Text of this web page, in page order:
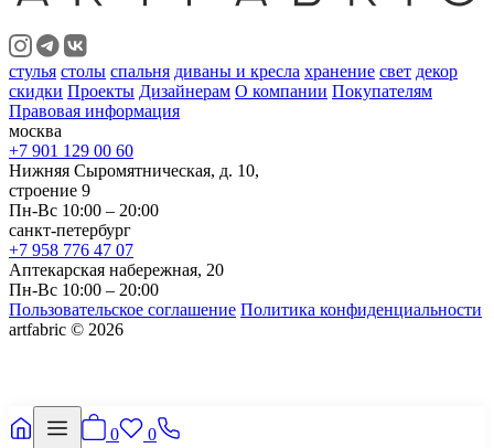
стулья столы спальня диваны и кресла хранение свет декор
скидки Проекты Дизайнерам О компании Покупателям
Правовая информация
москва
+7 901 129 00 60
Нижняя Сыромятническая, д. 10,
строение 9
Пн-Вс 10:00 – 20:00
санкт-петербург
+7 958 776 47 07
Аптекарская набережная, 20
Пн-Вс 10:00 – 20:00
Пользовательское соглашение Политика конфиденциальности
artfabric © 2026
0 0